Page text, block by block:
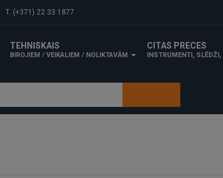
T. (+371) 22 33 1877
TEHNISKAIS
BIROJIEM / VEIKALIEM / NOLIKTAVĀM
CITAS PRECES
INSTRUMENTI, SLĒDŽI,